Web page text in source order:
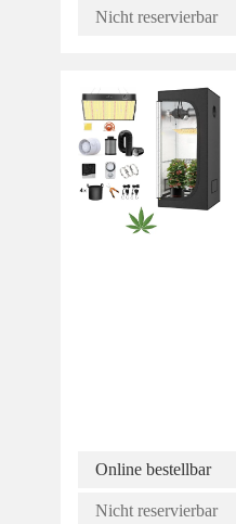
Nicht reservierbar
Online bestellbar
Nicht reservierbar